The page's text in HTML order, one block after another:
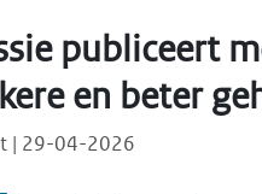
publiceert
en beter
| 29-04-2026